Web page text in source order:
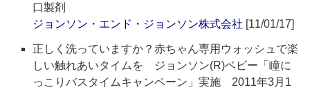
口製剤
ジョンソン・エンド・ジョンソン株式会社 [11/01/17]
正しく洗っていますか？赤ちゃん専用ウォッシュで楽
しい触れあいタイムを ジョンソン(R)ベビー「瞳に
っこりバスタイムキャンペーン」実施 2011年3月1